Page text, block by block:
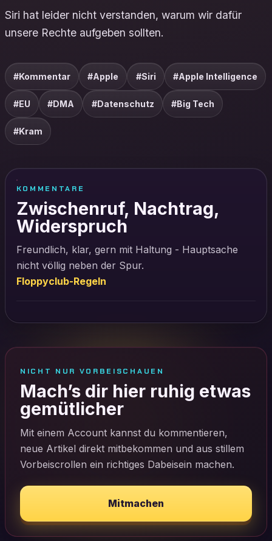
Siri hat leider nicht verstanden, warum wir dafür
unsere Rechte aufgeben sollten.
#Kommentar #Apple #Siri #Apple Intelligence
#EU #DMA #Datenschutz #Big Tech
#Kram
KOMMENTARE
Zwischenruf, Nachtrag,
Widerspruch
Freundlich, klar, gern mit Haltung - Hauptsache
nicht völlig neben der Spur.
Floppyclub-Regeln
NICHT NUR VORBEISCHAUEN
Mach’s dir hier ruhig etwas
gemütlicher
Mit einem Account kannst du kommentieren,
neue Artikel direkt mitbekommen und aus stillem
Vorbeiscrollen ein richtiges Dabeisein machen.
Mitmachen